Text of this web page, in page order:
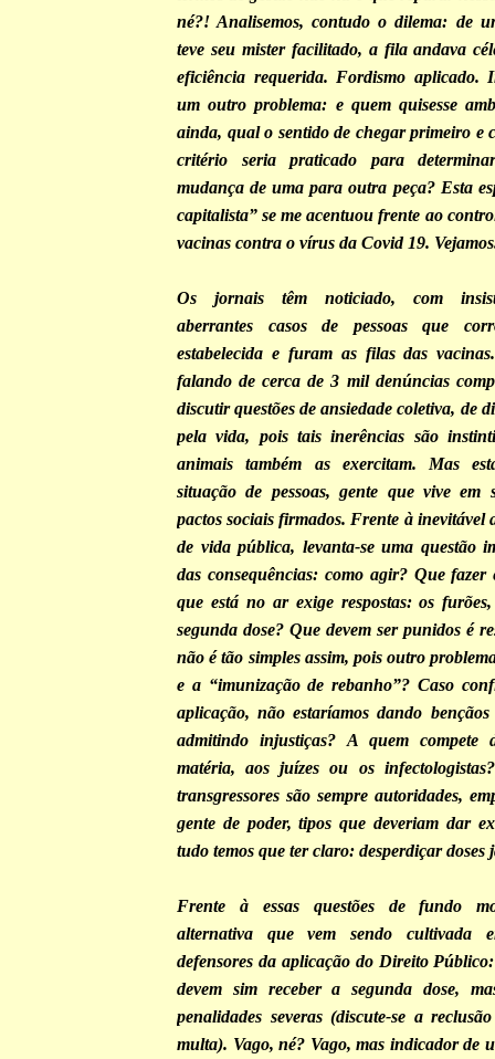
né?! Analisemos, contudo o dilema: de
teve seu mister facilitado, a fila andava
eficiência requerida. Fordismo aplicado.
um outro problema: e quem quisesse
ainda, qual o sentido de chegar primeiro e
critério seria praticado para
mudança de uma para outra peça? Esta
capitalista” se me acentuou frente ao
vacinas contra o vírus da Covid 19.
Os jornais têm noticiado, com
aberrantes casos de pessoas que
estabelecida e furam as filas das
falando de cerca de 3 mil denúncias
discutir questões de ansiedade coletiva, de
pela vida, pois tais inerências são
animais também as exercitam. Mas
situação de pessoas, gente que vive em
pactos sociais firmados. Frente à inevitável
de vida pública, levanta-se uma questão
das consequências: como agir? Que fazer
que está no ar exige respostas: os
segunda dose? Que devem ser punidos é
não é tão simples assim, pois outro
e a “imunização de rebanho”? Caso
aplicação, não estaríamos dando
admitindo injustiças? A quem compete
matéria, aos juízes ou os
transgressores são sempre autoridades,
gente de poder, tipos que deveriam dar
tudo temos que ter claro: desperdiçar doses
Frente à essas questões de fundo
alternativa que vem sendo cultivada
defensores da aplicação do Direito
devem sim receber a segunda dose,
penalidades severas (discute-se a
multa). Vago, né? Vago, mas indicador de